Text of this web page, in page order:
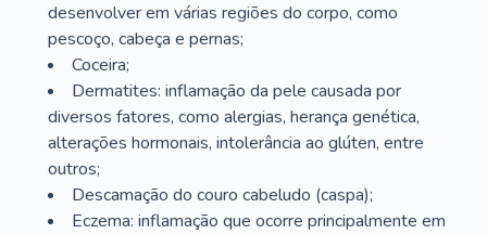
desenvolver em várias regiões do corpo, como
pescoço, cabeça e pernas;
Coceira;
Dermatites: inflamação da pele causada por
diversos fatores, como alergias, herança genética,
alterações hormonais, intolerância ao glúten, entre
outros;
Descamação do couro cabeludo (caspa);
Eczema: inflamação que ocorre principalmente em